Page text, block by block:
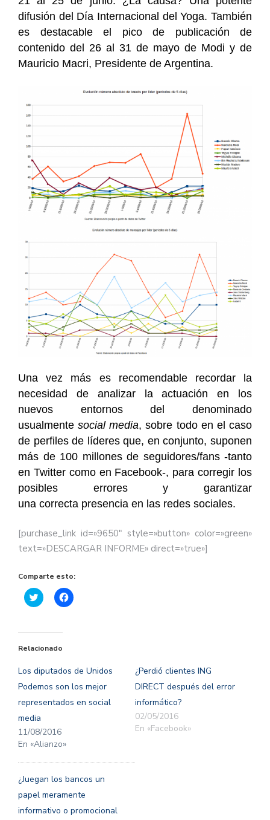
difusión del Día Internacional del Yoga. También
es destacable el pico de publicación de
contenido del 26 al 31 de mayo de Modi y de
Mauricio Macri, Presidente de Argentina.
Una vez más es recomendable recordar la
necesidad de analizar la actuación en los
nuevos entornos del denominado
usualmentesocial media, sobre todo en el caso
de perfiles de líderes que, en conjunto, suponen
más de 100 millones de seguidores/fans -tanto
en Twitter como en Facebook-, para corregir los
posibles errores y garantizar
una correcta presencia en las redes sociales.
[purchase_link id=»9650″ style=»button» color=»green»
text=»DESCARGAR INFORME» direct=»true»]
Comparte esto:
Haz
clic
Twitter
abre
una
ventana
Haz
clic
una
ventana
nueva)
Relacionado
Los diputados de Unidos
Podemos son los mejor
representados en social
media
11/08/2016
En «Alianzo»
¿Perdió clientes ING
DIRECT después del error
informático?
02/05/2016
En «Facebook»
¿Juegan los bancos un
papel meramente
informativo o promocional